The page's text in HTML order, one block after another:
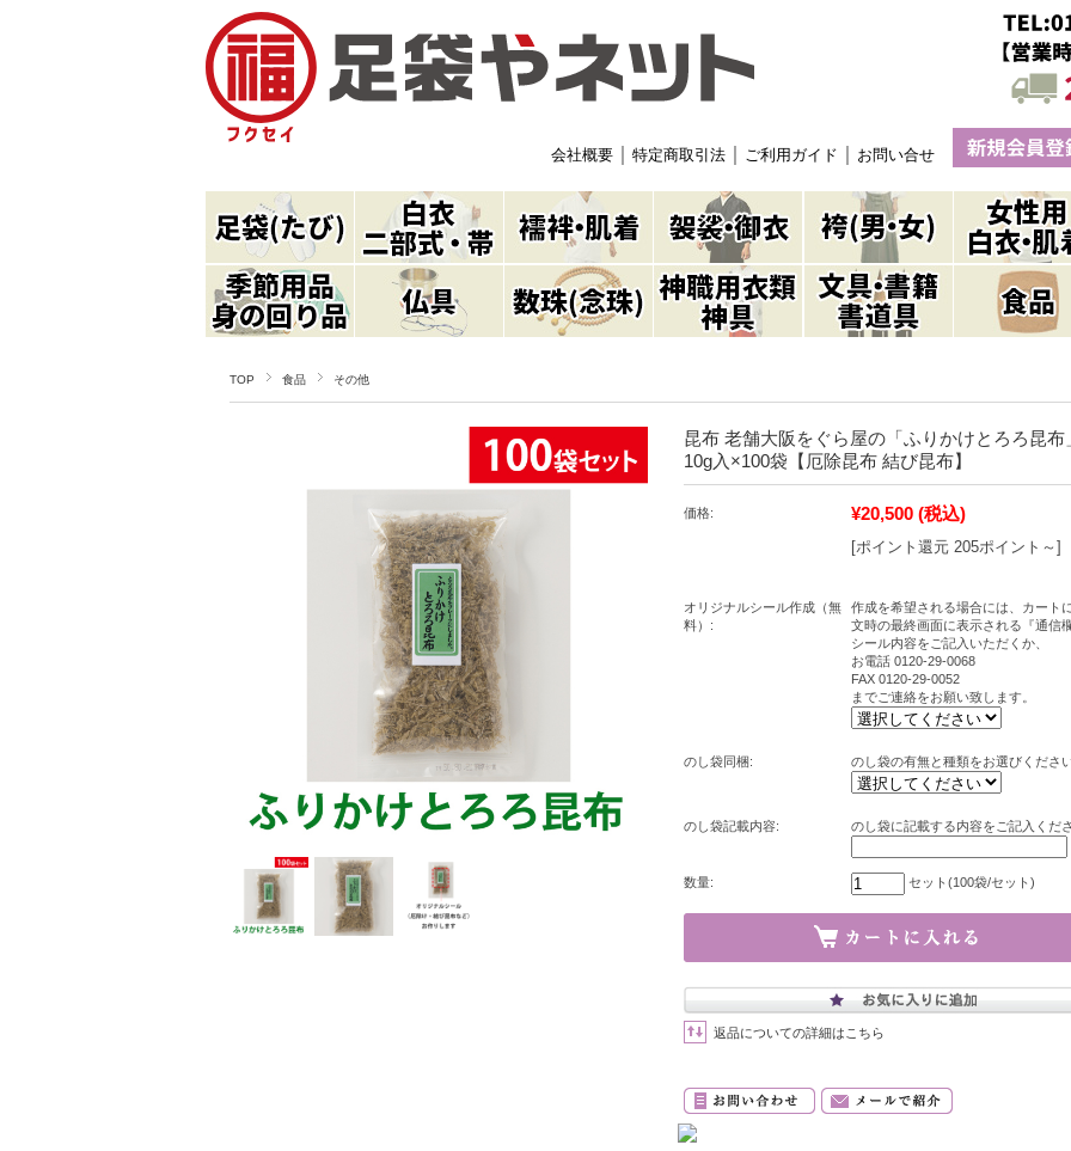
会社概要 特定商取引法 ご利用ガイド お問い合せ
TOP 食品 その他
昆布 老舗大阪をぐら屋の「ふりかけとろろ昆布
10g入×100袋【厄除昆布 結び昆布】
価格: ¥20,500 (税込)
[ポイント還元 205ポイント～]
オリジナルシール作成（無
料）:
作成を希望される場合には、カート
文時の最終画面に表示される『通信
シール内容をご記入いただくか、
お電話 0120-29-0068
FAX 0120-29-0052
までご連絡をお願い致します。
のし袋同梱: のし袋の有無と種類をお選びくださ
のし袋記載内容: のし袋に記載する内容をご記入くだ
数量: セット(100袋/セット)
返品についての詳細はこちら